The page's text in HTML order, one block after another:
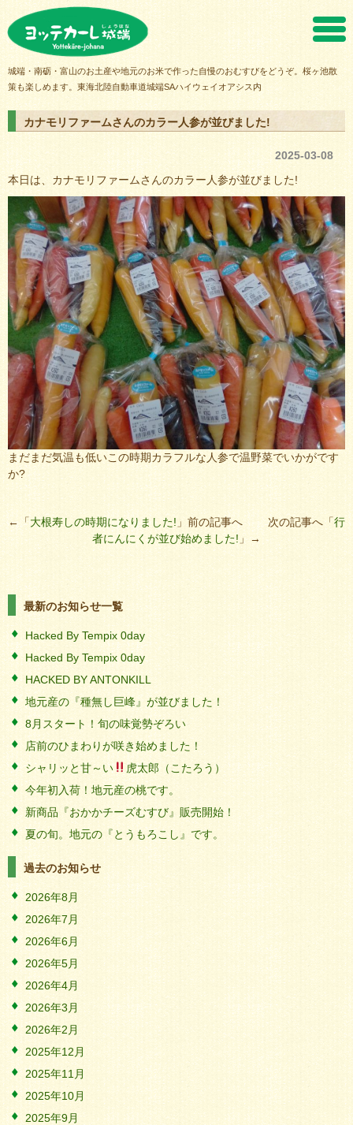
城端・南砺・富山のお土産や地元のお米で作った自慢のおむすびをどうぞ。桜ヶ池散
策も楽しめます。東海北陸自動車道城端SAハイウェイオアシス内
カナモリファームさんのカラー人参が並びました!
2025-03-08
本日は、カナモリファームさんのカラー人参が並びました!
まだまだ気温も低いこの時期カラフルな人参で温野菜でいかがです
か?
←「大根寿しの時期になりました! 」前の記事へ 次の記事へ「行
者にんにくが並び始めました! 」→
最新のお知らせ一覧
Hacked By Tempix 0day
Hacked By Tempix 0day
HACKED BY ANTONKILL
地元産の『種無し巨峰』が並びました！
8月スタート！旬の味覚勢ぞろい
店前のひまわりが咲き始めました！
シャリッと甘～い
虎太郎（こたろう）
今年初入荷！地元産の桃です。
新商品『おかかチーズむすび』販売開始！
夏の旬。地元の『とうもろこし』です。
過去のお知らせ
2026年8月
2026年7月
2026年6月
2026年5月
2026年4月
2026年3月
2026年2月
2025年12月
2025年11月
2025年10月
2025年9月